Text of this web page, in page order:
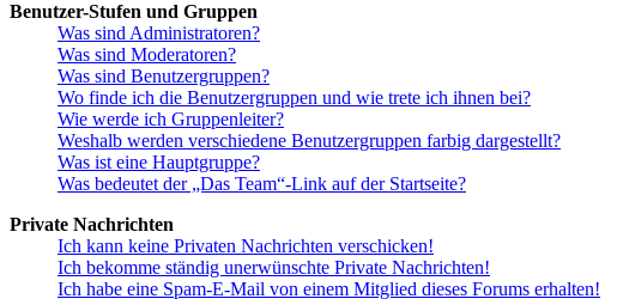
Benutzer-Stufen und Gruppen
Was sind Administratoren?
Was sind Moderatoren?
Was sind Benutzergruppen?
Wo finde ich die Benutzergruppen und wie trete ich ihnen bei?
Wie werde ich Gruppenleiter?
Weshalb werden verschiedene Benutzergruppen farbig dargestellt?
Was ist eine Hauptgruppe?
Was bedeutet der „Das Team“-Link auf der Startseite?
Private Nachrichten
Ich kann keine Privaten Nachrichten verschicken!
Ich bekomme ständig unerwünschte Private Nachrichten!
Ich habe eine Spam-E-Mail von einem Mitglied dieses Forums erhalten!